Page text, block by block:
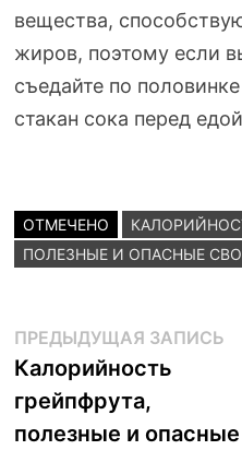
вещества,
жиров, поэтому если
съедайте по
стакан сока перед
ОТМЕЧЕНО
ПОЛЕЗНЫЕ И ОПАСНЫЕ
Навигация
по
записям
ПРЕДЫДУЩАЯ ЗАПИСЬ
Калорийность
грейпфрута,
полезные и опасные